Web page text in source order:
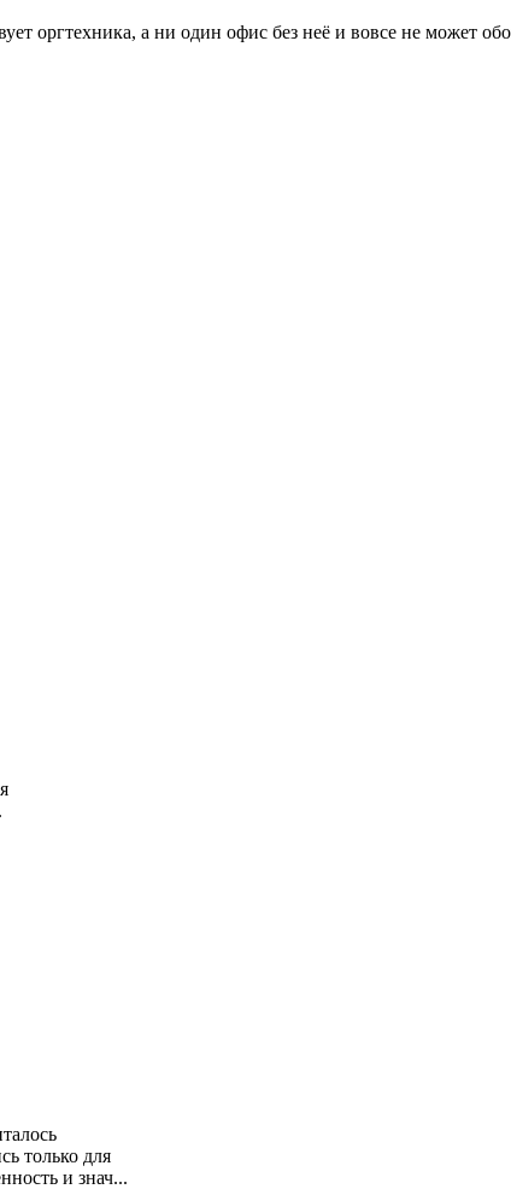
оргтехника, а ни один офис без неё и вовсе не может
только для
и знач...